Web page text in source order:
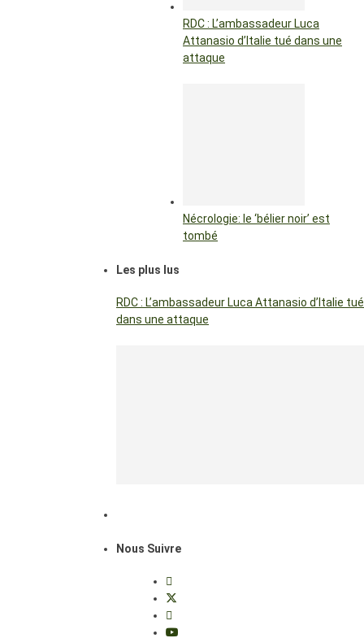
RDC : L’ambassadeur Luca
Attanasio d’Italie tué dans une
attaque
Nécrologie: le ‘bélier noir’ est
tombé
Les plus lus
RDC : L’ambassadeur Luca Attanasio d’Italie tué
dans une attaque
Nous Suivre